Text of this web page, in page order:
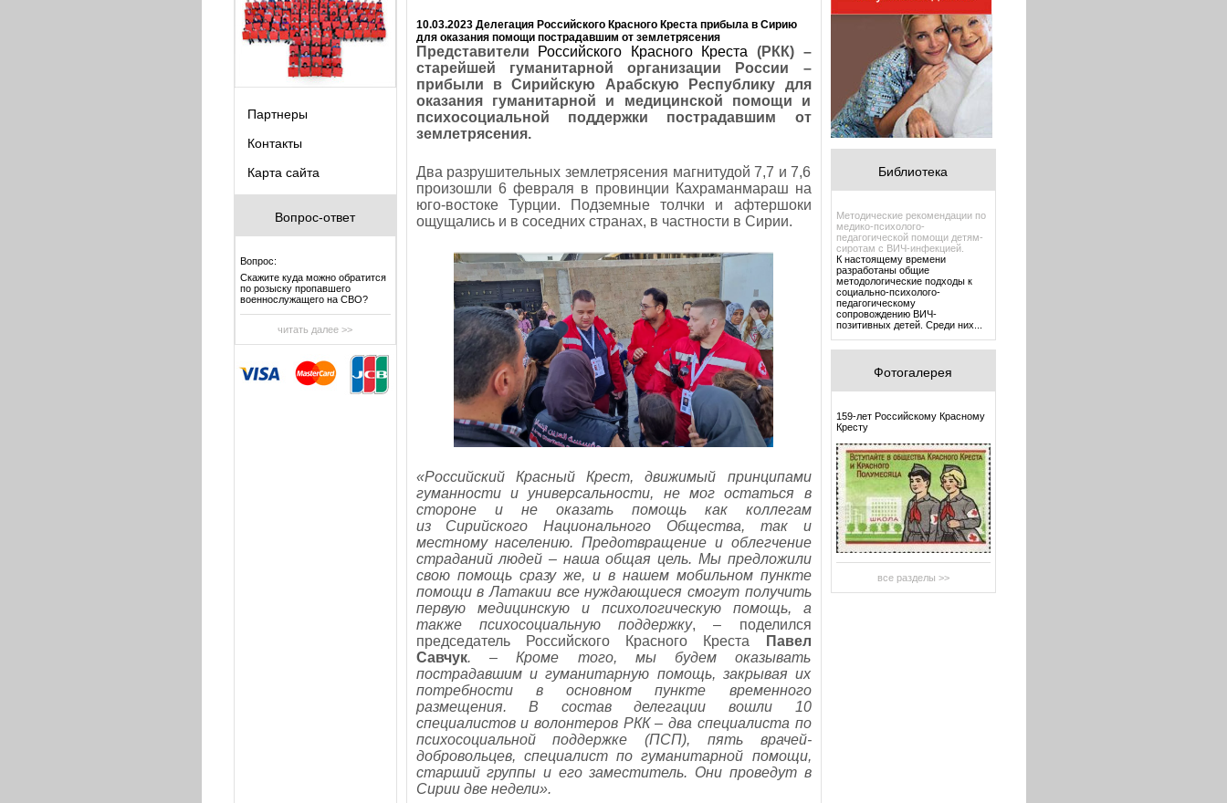
Партнеры
Контакты
Карта сайта
Вопрос-ответ
Вопрос:
Скажите куда можно обратится
по розыску пропавшего
военнослужащего на СВО?
читать далее >>
10.03.2023 Делегация Российского Красного Креста прибыла в Сирию
для оказания помощи пострадавшим от землетрясения
Представители Российского Красного Креста (РКК) –
старейшей гуманитарной организации России –
прибыли в Сирийскую Арабскую Республику для
оказания гуманитарной и медицинской помощи и
психосоциальной поддержки пострадавшим от
землетрясения.
Два разрушительных землетрясения магнитудой 7,7 и 7,6
произошли 6 февраля в провинции Кахраманмараш на
юго-востоке Турции. Подземные толчки и афтершоки
ощущались и в соседних странах, в частности в Сирии.
«Российский Красный Крест, движимый принципами
гуманности и универсальности, не мог остаться в
стороне и не оказать помощь как коллегам
из Сирийского Национального Общества, так и
местному населению. Предотвращение и облегчение
страданий людей – наша общая цель. Мы предложили
свою помощь сразу же, и в нашем мобильном пункте
помощи в Латакии все нуждающиеся смогут получить
первую медицинскую и психологическую помощь, а
также психосоциальную поддержку, – поделился
председатель Российского Красного Креста Павел
Савчук. – Кроме того, мы будем оказывать
пострадавшим и гуманитарную помощь, закрывая их
потребности в основном пункте временного
размещения.В состав делегации вошли 10
специалистов и волонтеров РКК – два специалиста по
психосоциальной поддержке (ПСП), пять врачей-
добровольцев, специалист по гуманитарной помощи,
старший группы и его заместитель. Они проведут в
Сирии две недели».
Библиотека
Методические рекомендации по
медико-психолого-
педагогической помощи детям-
сиротам с ВИЧ-инфекцией.
К настоящему времени
разработаны общие
методологические подходы к
социально-психолого-
педагогическому
сопровождению ВИЧ-
позитивных детей. Среди них...
Фотогалерея
159-лет Российскому Красному
Кресту
все разделы >>